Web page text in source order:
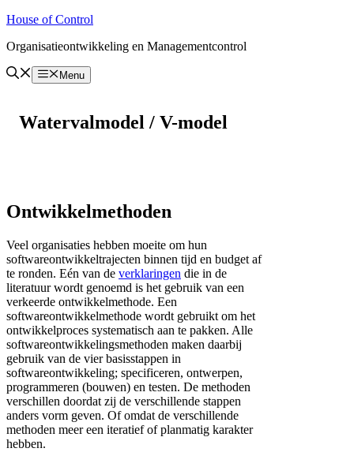
Ga
de
House of Control
Organisatieontwikkeling en Managementcontrol
Menu
Watervalmodel / V-model
Ontwikkelmethoden
Veel organisaties hebben moeite om hun
softwareontwikkeltrajecten binnen tijd en budget af
te ronden. Eén van de verklaringen die in de
literatuur wordt genoemd is het gebruik van een
verkeerde ontwikkelmethode. Een
softwareontwikkelmethode wordt gebruikt om het
ontwikkelproces systematisch aan te pakken. Alle
softwareontwikkelingsmethoden maken daarbij
gebruik van de vier basisstappen in
softwareontwikkeling; specificeren, ontwerpen,
programmeren (bouwen) en testen. De methoden
verschillen doordat zij de verschillende stappen
anders vorm geven. Of omdat de verschillende
methoden meer een iteratief of planmatig karakter
hebben.